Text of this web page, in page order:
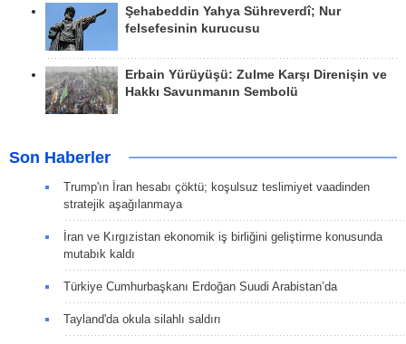
Şehabeddin Yahya Sühreverdî; Nur
felsefesinin kurucusu
Erbain Yürüyüşü: Zulme Karşı Direnişin ve
Hakkı Savunmanın Sembolü
Son Haberler
Trump'ın İran hesabı çöktü; koşulsuz teslimiyet vaadinden
stratejik aşağılanmaya
İran ve Kırgızistan ekonomik iş birliğini geliştirme konusunda
mutabık kaldı
Türkiye Cumhurbaşkanı Erdoğan Suudi Arabistan’da
Tayland'da okula silahlı saldırı